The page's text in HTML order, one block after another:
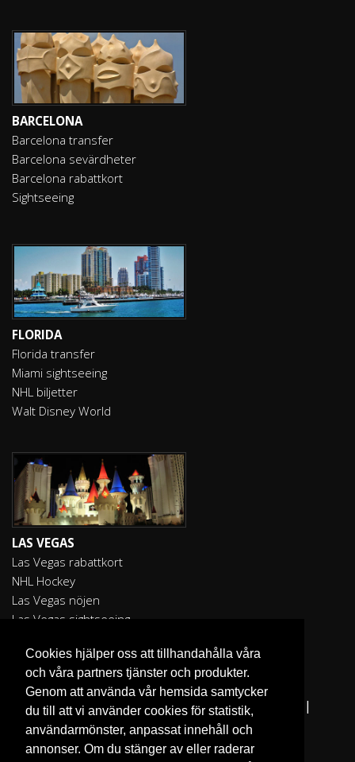
Cookies hjälper oss att tillhandahålla våra
och våra partners tjänster och produkter.
Genom att använda vår hemsida samtycker
du till att vi använder cookies för statistik,
användarmönster, anpassat innehåll och
annonser. Om du stänger av eller raderar
BARCELONA
Barcelona transfer
Barcelona sevärdheter
Barcelona rabattkort
Sightseeing
FLORIDA
Florida transfer
Miami sightseeing
NHL biljetter
Walt Disney World
LAS VEGAS
Las Vegas rabattkort
NHL Hockey
Las Vegas nöjen
Las Vegas sightseeing
Fler reseguider: I Love the World|San Francisco
|
Los Angeles|Sydney